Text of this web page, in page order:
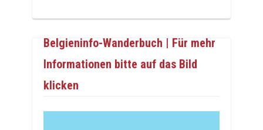
Belgieninfo-Wanderbuch | Für mehr
Informationen bitte auf das Bild
klicken